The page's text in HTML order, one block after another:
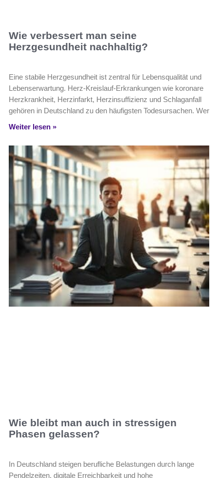
Wie verbessert man seine
Herzgesundheit nachhaltig?
Eine stabile Herzgesundheit ist zentral für Lebensqualität und
Lebenserwartung. Herz-Kreislauf-Erkrankungen wie koronare
Herzkrankheit, Herzinfarkt, Herzinsuffizienz und Schlaganfall
gehören in Deutschland zu den häufigsten Todesursachen. Wer
Weiter lesen »
Wie bleibt man auch in stressigen
Phasen gelassen?
In Deutschland steigen berufliche Belastungen durch lange
Pendelzeiten, digitale Erreichbarkeit und hohe